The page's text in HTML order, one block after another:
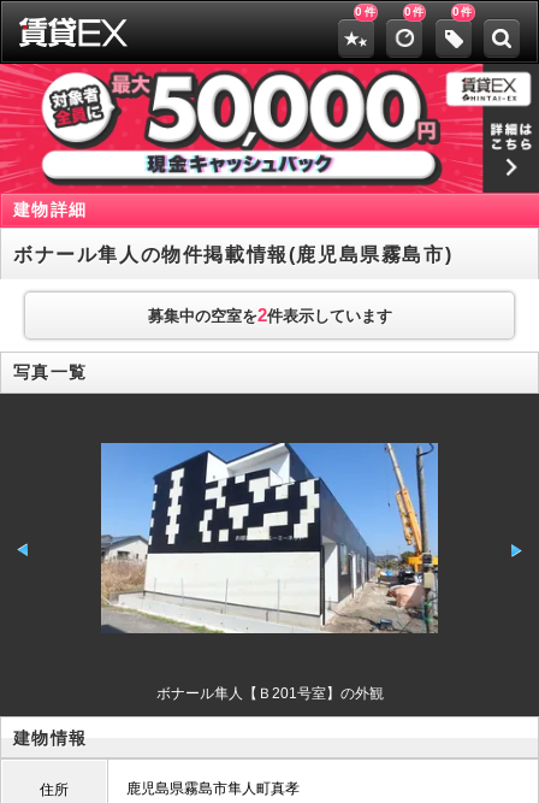
0 件 0件 0件
建物詳細
ボナール隼人の物件掲載情報(鹿児島県霧島市)
募集中の空室を2件表示しています
写真一覧
ボナール隼人【Ｂ201号室】の外観
建物情報
住所 鹿児島県霧島市隼人町真孝